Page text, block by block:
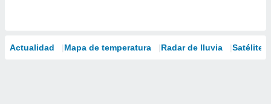
Actualidad Mapa de temperatura Radar de lluvia Satélites